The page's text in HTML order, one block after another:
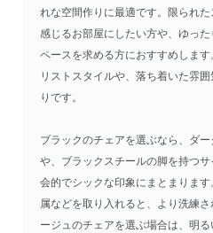
れな空間作りに最適です。限られ
感じるお部屋にしたい方や、ゆっ
ペースを求める方におすすめしま
リストスタイルや、落ち着いた雰
りです。
ブラックのチェアを選ぶなら、ダ
や、ブラックスチールの脚を持つ
会的でシックな印象にまとまりま
属などを取り入れると、より洗練
ージュのチェアを選ぶ場合は、明